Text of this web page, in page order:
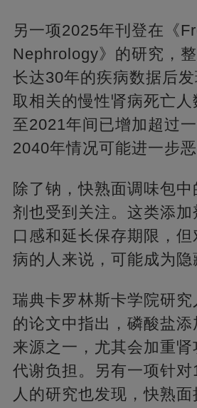
另一项2025年刊登在《
Nephrology》的研究，
长达30年的疾病数据后
取相关的慢性肾病死亡
至2021年间已增加超过
2040年情况可能进一步恶
除了钠，快熟面调味包
剂也受到关注。这类添
口感和延长保存期限，
病的人来说，可能成为隐
瑞典卡罗林斯卡学院研
的论文中指出，磷酸盐
来源之一，尤其会加重肾
代谢负担。另有一项针
人的研究也发现，快熟